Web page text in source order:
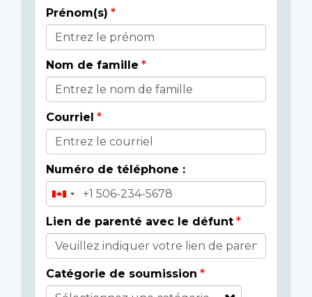
Donor
Details
Prénom(s)
Nom de famille
Courriel
Numéro de téléphone :
Lien de parenté avec le défunt
Catégorie de soumission